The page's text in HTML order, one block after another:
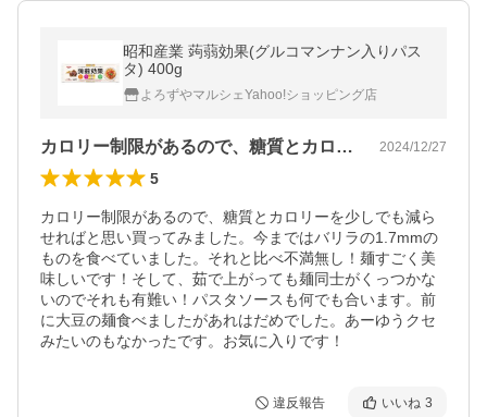
昭和産業 蒟蒻効果(グルコマンナン入りパス
タ) 400g
よろずやマルシェYahoo!ショッピング店
カロリー制限があるので、糖質とカロリー… 2024/12/27
5
カロリー制限があるので、糖質とカロリーを少しでも減ら
せればと思い買ってみました。今まではバリラの1.7mmの
ものを食べていました。それと比べ不満無し！麺すごく美
味しいです！そして、茹で上がっても麺同士がくっつかな
いのでそれも有難い！パスタソースも何でも合います。前
に大豆の麺食べましたがあれはだめでした。あーゆうクセ
みたいのもなかったです。お気に入りです！
違反報告 いいね 3